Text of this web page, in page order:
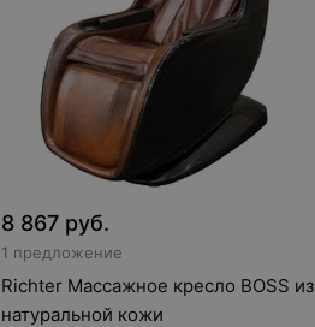
8 867 руб.
1 предложение
Richter Массажное кресло BOSS из
натуральной кожи